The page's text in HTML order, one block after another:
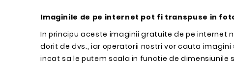
Imaginile de pe internet pot fi transpuse in
In principu aceste imaginii gratuite de pe internet
dorit de dvs., iar operatorii nostri vor cauta
incat sa le putem scala in functie de dimensiunile